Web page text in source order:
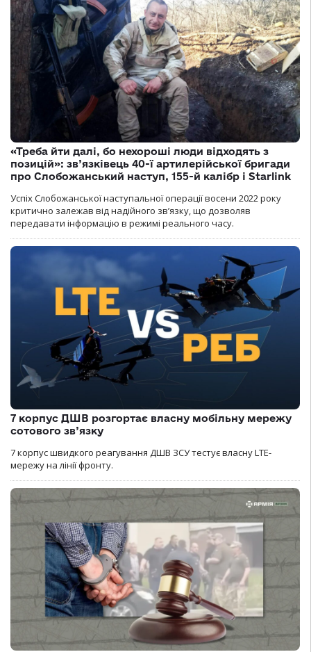
«Треба йти далі, бо нехороші люди відходять з
позицій»: зв’язківець 40-ї артилерійської бригади
про Слобожанський наступ, 155-й калібр і Starlink
Успіх Слобожанської наступальної операції восени 2022 року
критично залежав від надійного зв’язку, що дозволяв
передавати інформацію в режимі реального часу.
7 корпус ДШВ розгортає власну мобільну мережу
сотового зв’язку
7 корпус швидкого реагування ДШВ ЗСУ тестує власну LTE-
мережу на лінії фронту.